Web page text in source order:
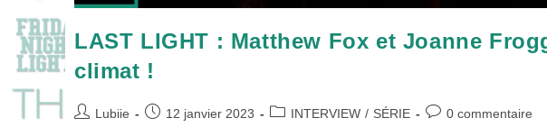
LAST LIGHT : Matthew Fox et Joanne
climat !
Auteur/autrice
Lubiie
Publication
12 janvier 2023
PostINTERVIEW / SÉRIE
Commentaires
0 commentaire